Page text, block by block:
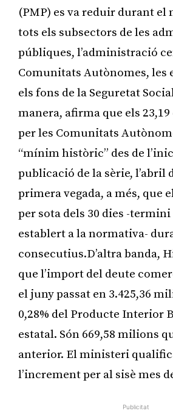
(PMP) es va reduir durant el
tots els subsectors de les
públiques, l’administració
Comunitats Autònomes, les
els fons de la Seguretat
manera, afirma que els
per les Comunitats
“mínim històric” des de
publicació de la sèrie, l’abril
primera vegada, a més, que
per sota dels 30 dies -
establert a la normativa-
consecutius.D’altra banda,
que l’import del deute
el juny passat en 3.425,36
0,28% del Producte Interior
estatal. Són 669,58 milions
anterior. El ministeri
l’increment per al sisè mes
Publicitat